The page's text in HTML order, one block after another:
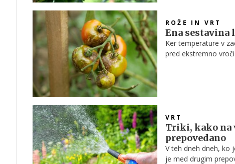
zamenjati kot solato
ROŽE IN VRT
Ena sestavina
Ker temperature v
pred ekstremno
VRT
Triki, kako na
prepovedano
V teh dneh dneh, ko
je med drugim